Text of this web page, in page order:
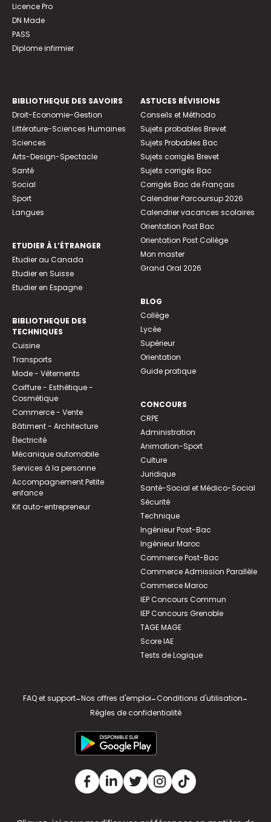
Licence Pro
DN Made
PASS
Diplome infirmier
BIBLIOTHEQUE DES SAVOIRS
Droit-Economie-Gestion
Littérature-Sciences Humaines
Sciences
Arts-Design-Spectacle
Santé
Social
Sport
Langues
ETUDIER À L’ÉTRANGER
Etudier au Canada
Etudier en Suisse
Etudier en Espagne
BIBLIOTHEQUE DES
TECHNIQUES
Cuisine
Transports
Mode - Vêtements
Coiffure - Esthétique -
Cosmétique
Commerce - Vente
Bâtiment - Architecture
Électricité
Mécanique automobile
Services à la personne
Accompagnement Petite
enfance
Kit auto-entrepreneur
ASTUCES RÉVISIONS
Conseils et Méthodo
Sujets probables Brevet
Sujets Probables Bac
Sujets corrigés Brevet
Sujets corrigés Bac
Corrigés Bac de Français
Calendrier Parcoursup 2026
Calendrier vacances scolaires
Orientation Post Bac
Orientation Post Collège
Mon master
Grand Oral 2026
BLOG
Collège
Lycée
Supérieur
Orientation
Guide pratique
CONCOURS
CRPE
Administration
Animation-Sport
Culture
Juridique
Santé-Social et Médico-Social
Sécurité
Technique
Ingénieur Post-Bac
Ingénieur Maroc
Commerce Post-Bac
Commerce Admission Parallèle
Commerce Maroc
IEP Concours Commun
IEP Concours Grenoble
TAGE MAGE
Score IAE
Tests de Logique
FAQ et support-Nos offres d'emploi-Conditions d'utilisation-
Règles de confidentialité